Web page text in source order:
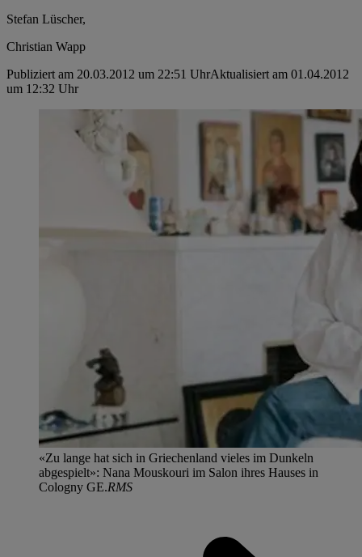
Stefan Lüscher,
Christian Wapp
Publiziert am 20.03.2012 um 22:51 UhrAktualisiert am 01.04.2012
um 12:32 Uhr
«Zu lange hat sich in Griechenland vieles im Dunkeln
abgespielt»: Nana Mouskouri im Salon ihres Hauses in
Cologny GE.RMS